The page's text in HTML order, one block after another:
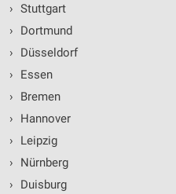
› Stuttgart
›
Dortmund
›
Düsseldorf
›
Essen
›
Bremen
›
Hannover
›
Leipzig
›
Nürnberg
›
Duisburg